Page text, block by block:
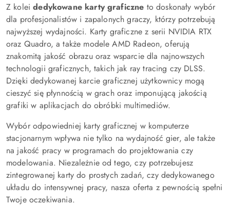
Z koleidedykowane karty graficzne to doskonały wybór
dla profesjonalistów i zapalonych graczy, którzy potrzebują
najwyższej wydajności. Karty graficzne z serii NVIDIA RTX
oraz Quadro, a także modele AMD Radeon, oferują
znakomitą jakość obrazu oraz wsparcie dla najnowszych
technologii graficznych, takich jak ray tracing czy DLSS.
Dzięki dedykowanej karcie graficznej użytkownicy mogą
cieszyć się płynnością w grach oraz imponującą jakością
grafiki w aplikacjach do obróbki multimediów.
Wybór odpowiedniej karty graficznej w komputerze
stacjonarnym wpływa nie tylko na wydajność gier, ale także
na jakość pracy w programach do projektowania czy
modelowania. Niezależnie od tego, czy potrzebujesz
zintegrowanej karty do prostych zadań, czy dedykowanego
układu do intensywnej pracy, nasza oferta z pewnością spełni
Twoje oczekiwania.